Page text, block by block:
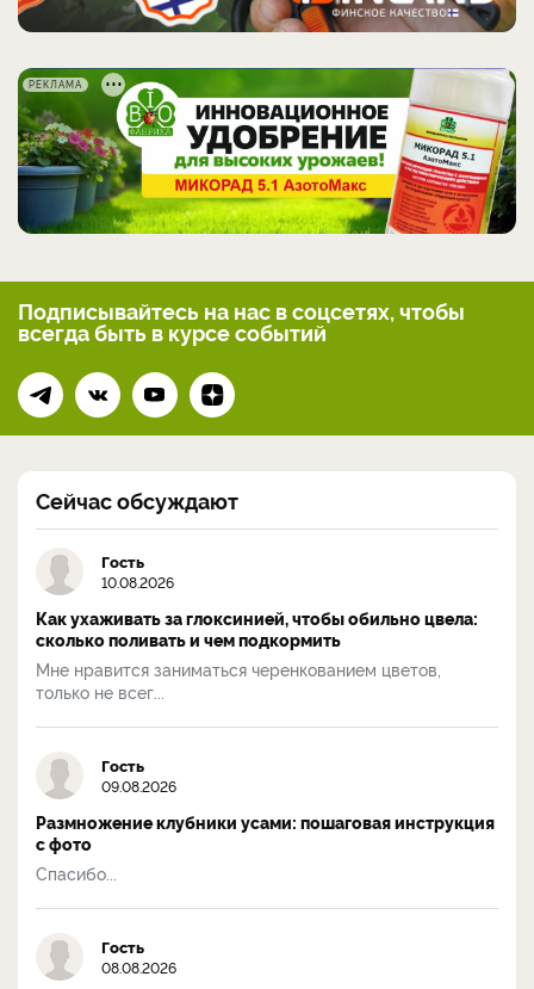
РЕКЛАМА
Подписывайтесь на нас в соцсетях, чтобы
всегдабыть в курсе событий
Сейчас обсуждают
Гость
10.08.2026
Как ухаживать за глоксинией, чтобы обильно цвела:
сколько поливать и чем подкормить
Мне нравится заниматься черенкованием цветов,
только не всег...
Гость
09.08.2026
Размножение клубники усами: пошаговая инструкция
с фото
Спасибо...
Гость
08.08.2026